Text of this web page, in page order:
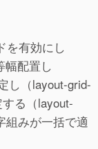
を有効にし
幅配置し
し（layout-grid-
る（layout-
組みが一括で適